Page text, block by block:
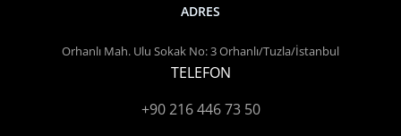
ADRES
Orhanlı Mah. Ulu Sokak No: 3 Orhanlı/Tuzla/İstanbul
TELEFON
+90 216 446 73 50